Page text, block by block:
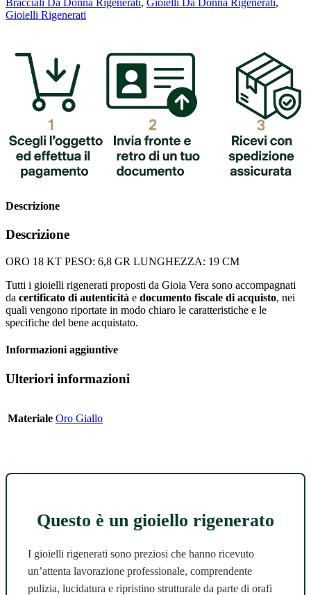
Gioielli Rigenerati
Descrizione
Descrizione
ORO 18 KT PESO: 6,8 GR LUNGHEZZA: 19 CM
Tutti i gioielli rigenerati proposti da Gioia Vera sono accompagnati
da certificato di autenticità e documento fiscale di acquisto, nei
quali vengono riportate in modo chiaro le caratteristiche e le
specifiche del bene acquistato.
Informazioni aggiuntive
Ulteriori informazioni
Materiale Oro Giallo
Questo è un gioiello rigenerato
I gioielli rigenerati sono preziosi che hanno ricevuto
un’attenta lavorazione professionale, comprendente
pulizia, lucidatura e ripristino strutturale da parte di orafi